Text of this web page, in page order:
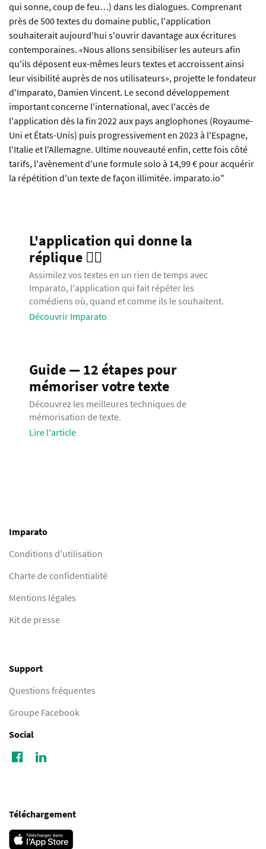
qui sonne, coup de feu…) dans les dialogues. Comprenant
près de 500 textes du domaine public, l'application
souhaiterait aujourd'hui s'ouvrir davantage aux écritures
contemporaines. «Nous allons sensibiliser les auteurs afin
qu'ils déposent eux-mêmes leurs textes et accroissent ainsi
leur visibilité auprès de nos utilisateurs», projette le fondateur
d'Imparato, Damien Vincent. Le second développement
important concerne l'international, avec l'accès de
l'application dès la fin 2022 aux pays anglophones (Royaume-
Uni et États-Unis) puis progressivement en 2023 à l'Espagne,
l'Italie et l'Allemagne. Ultime nouveauté enfin, cette fois côté
tarifs, l'avènement d'une formule solo à 14,99 € pour acquérir
la répétition d'un texte de façon illimitée. imparato.io"
L'application qui donne la
réplique 🧞‍♂️
Assimilez vos textes en un rien de temps avec
Imparato, l'application qui fait répéter les
comédiens où, quand et comme ils le souhaitent.
Découvrir Imparato
Guide — 12 étapes pour
mémoriser votre texte
Découvrez les meilleures techniques de
mémorisation de texte.
Lire l'article
Imparato
Conditions d'utilisation
Charte de confidentialité
Mentions légales
Kit de presse
Support
Questions fréquentes
Groupe Facebook
Social
Téléchargement